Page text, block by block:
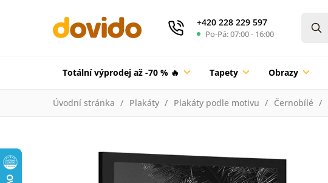
+420 228 229 597
Po-Pá: 07:00 - 16:00
Totální výprodej až -70 % 🔥 Tapety Obrazy
Úvodní stránka Plakáty Plakáty podle motivu Černobílé